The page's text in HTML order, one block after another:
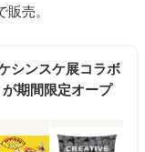
売。
シンスケ展コラボ
期間限定オープ